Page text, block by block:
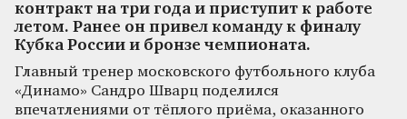
контракт на три года и приступит к работе
летом. Ранее он привел команду к финалу
Кубка России и бронзе чемпионата.
Главный тренер московского футбольного клуба
«Динамо» Сандро Шварц поделился
впечатлениями от тёплого приёма, оказанного